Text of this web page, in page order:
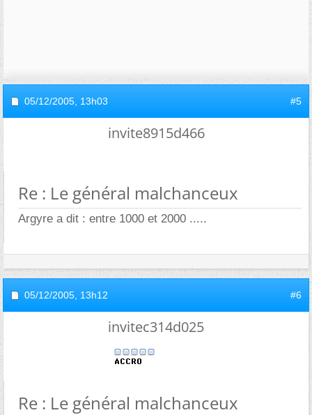
05/12/2005, 13h03 #5
invite8915d466
Re : Le général malchanceux
Argyre a dit : entre 1000 et 2000 .....
05/12/2005, 13h12 #6
invitec314d025
Re : Le général malchanceux